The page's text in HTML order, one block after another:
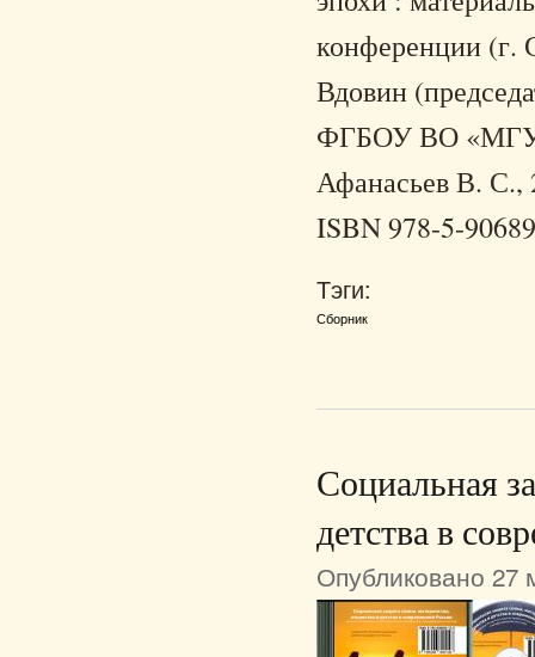
конференции (г.
Вдовин
ФГБОУ ВО «МГУ
Афанасьев В. С.,
ISBN 978-5-
Тэги:
Сборник
Социальная
детства в
Опубликовано 27